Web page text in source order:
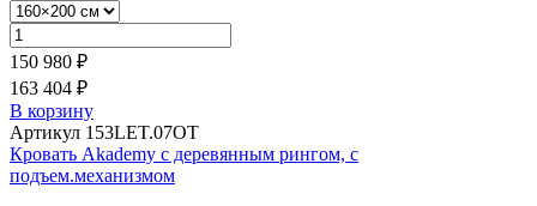
150 980 ₽
163 404 ₽
В корзину
Артикул 153LET.07OT
Кровать Akademy с деревянным рингом, с
подъем.механизмом